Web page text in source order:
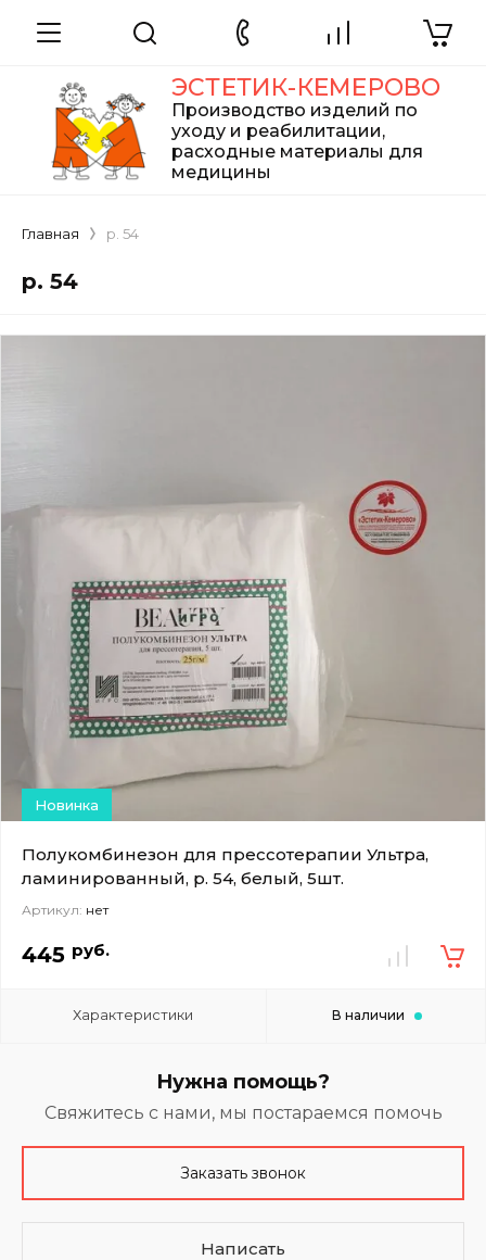
ЭСТЕТИК-КЕМЕРОВО
Производство изделий по
уходу и реабилитации,
расходные материалы для
медицины
Главная р. 54
р. 54
Новинка
Полукомбинезон для прессотерапии Ультра,
ламинированный, р. 54, белый, 5шт.
Артикул: нет
445 руб.
Характеристики В наличии
Нужна помощь?
Свяжитесь с нами, мы постараемся помочь
Заказать звонок
Написать